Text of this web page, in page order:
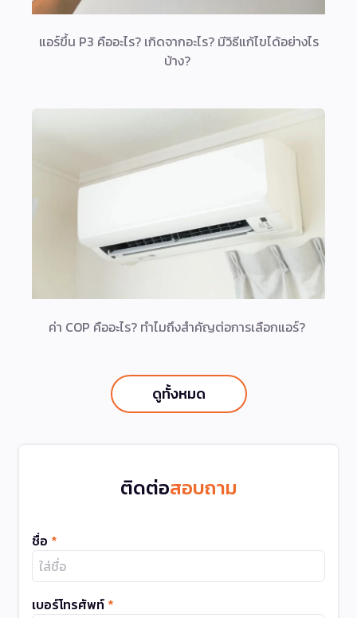
แอร์ขึ้น P3 คืออะไร? เกิดจากอะไร? มีวิธีแก้ไขได้อย่างไร
บ้าง?
ค่า COP คืออะไร? ทำไมถึงสำคัญต่อการเลือกแอร์?
ดูทั้งหมด
ติดต่อสอบถาม
ชื่อ *
เบอร์โทรศัพท์ *